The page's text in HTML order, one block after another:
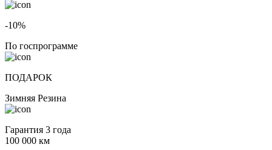
-10%
По госпрограмме
ПОДАРОК
Зимняя Резина
Гарантия 3 года
100 000 км